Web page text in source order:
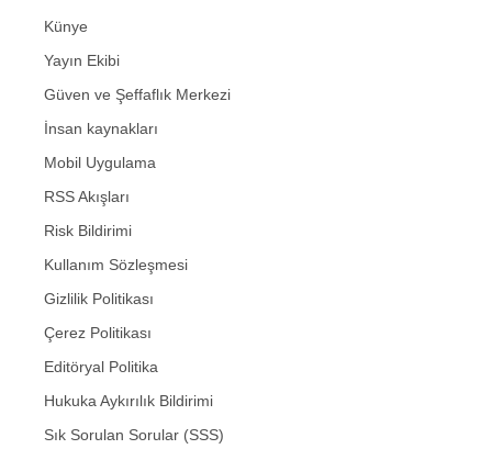
Künye
Yayın Ekibi
Güven ve Şeffaflık Merkezi
İnsan kaynakları
Mobil Uygulama
RSS Akışları
Risk Bildirimi
Kullanım Sözleşmesi
Gizlilik Politikası
Çerez Politikası
Editöryal Politika
Hukuka Aykırılık Bildirimi
Sık Sorulan Sorular (SSS)